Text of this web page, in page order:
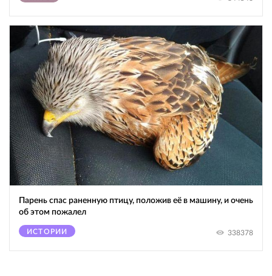
Парень спас раненную птицу, положив её в машину, и очень
об этом пожалел
ИСТОРИИ 338378